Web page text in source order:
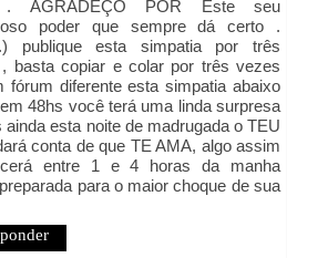
AGRADEÇO POR Este seu
poder que sempre dá certo .
publique esta simpatia por três
basta copiar e colar por três vezes
fórum diferente esta simpatia abaixo
48hs você terá uma linda surpresa
ainda esta noite de madrugada o TEU
conta de que TE AMA, algo assim
entre 1 e 4 horas da manha
para o maior choque de sua